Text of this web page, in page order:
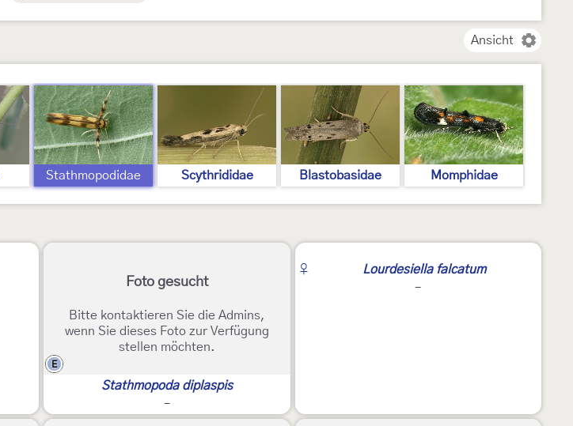
Ansicht
Stathmopodidae Scythrididae Blastobasidae Momphidae
Foto gesucht
Bitte kontaktieren Sie die Admins,
wenn Sie dieses Foto zur Verfügung
stellen möchten.
E
Stathmopoda diplaspis
-
♀ Lourdesiella falcatum
-